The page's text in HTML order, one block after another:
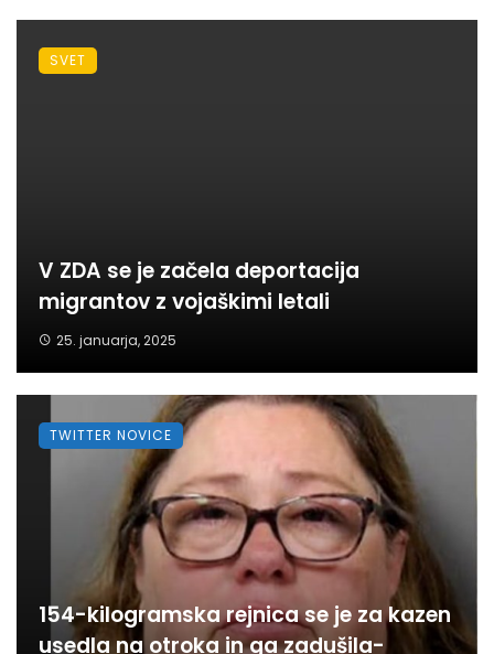
V ZDA se je začela deportacija
migrantov z vojaškimi letali
25. januarja, 2025
SVET
154-kilogramska rejnica se je za kazen
usedla na otroka in ga zadušila-
TWITTER NOVICE